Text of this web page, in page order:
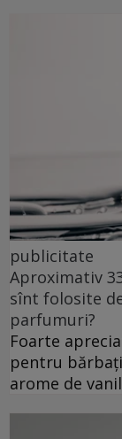
publicitate
Aproximativ
sînt folosite
parfumuri?
Foarte
pentru
arome de